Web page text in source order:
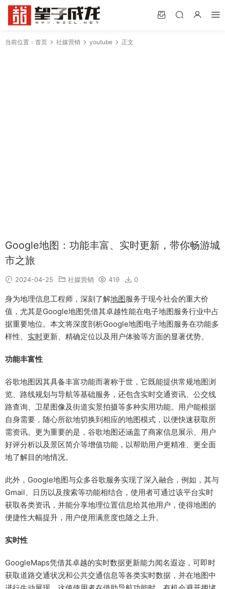
当前位置： 首页 社媒营销 youtube 正文
Google地图：功能丰富、实时更新，带你畅游城
市之旅
2024-04-25 社媒营销 419 0
身为地理信息工程师，深刻了解地图服务于现今社会的重大价
值，尤其是Google地图凭借其卓越性能在电子地图服务行业中占
据重要地位。本文将深度剖析Google地图电子地图服务在功能多
样性、 实时更新、精确定位以及用户体验等方面的显著优势。
功能丰富性
谷歌地图因其具备丰富功能而著称于世，它既能提供常规地图浏
览、路线规划与导航等基础服务，还包含实时交通资讯、公交线
路查询、卫星图像及街道实景拍摄等多种实用功能。用户能根据
自身需要，随心所欲地切换到相应的地图模式，以便快速获取所
需资讯。更为重要的是，谷歌地图还涵盖了商家信息展示、用户
好评分析以及景区简介等增值功能，以帮助用户更精准、更全面
地了解目的地情况。
此外，Google地图与众多谷歌服务实现了深入融合，例如，其与
Gmail、日历以及搜索等功能相结合，使用者可通过该平台实时
获取各类资讯，并能分享地理位置信息给其他用户，使得地图的
便捷性大幅提升，用户使用满意度也随之上升。
实时性
GoogleMaps凭借其卓越的实时数据更新能力闻名遐迩，可即时
获取道路交通状况和公共交通信息等各类实时数据，并在地图中